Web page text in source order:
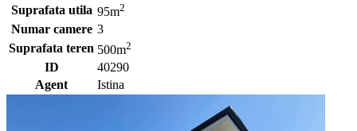
Suprafata utila 95m2
Numar camere 3
Suprafata teren 500m2
ID
40290
Agent
Istina